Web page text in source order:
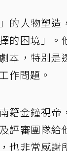
的人物塑
的困境」
本，特別
作問題。
籍金鐘視
評審團隊給
也非常感